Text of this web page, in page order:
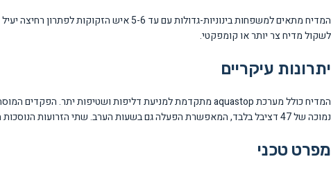
המדיח מתאים למשפחות בינוניות-גדולות
לשקול מדיח צר יותר או קומפקטי.
יתרונות עיקריים
נמוכה של 47 דציבל בלבד, המאפשרת הפעלה גם בשעות הערב. שתי הזרועות הנוסכות מספקות כיסוי אופטימלי של כל הכלים במדיח.
מפרט טכני